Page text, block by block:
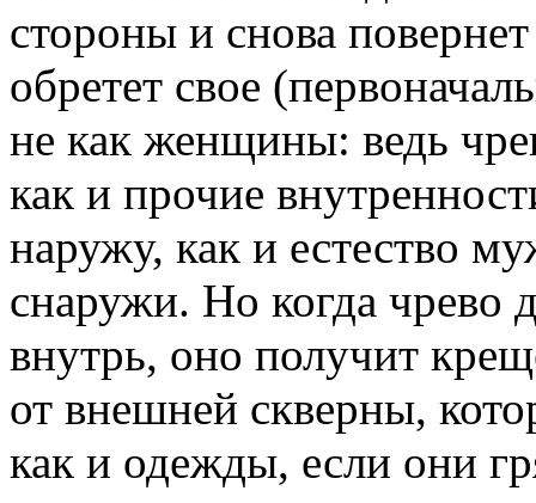
стороны и снова
обретет свое
не как женщины: ведь
как и прочие
наружу, как и естество
снаружи. Но когда чрево
внутрь, оно получит
от внешней скверны,
как и одежды, если они